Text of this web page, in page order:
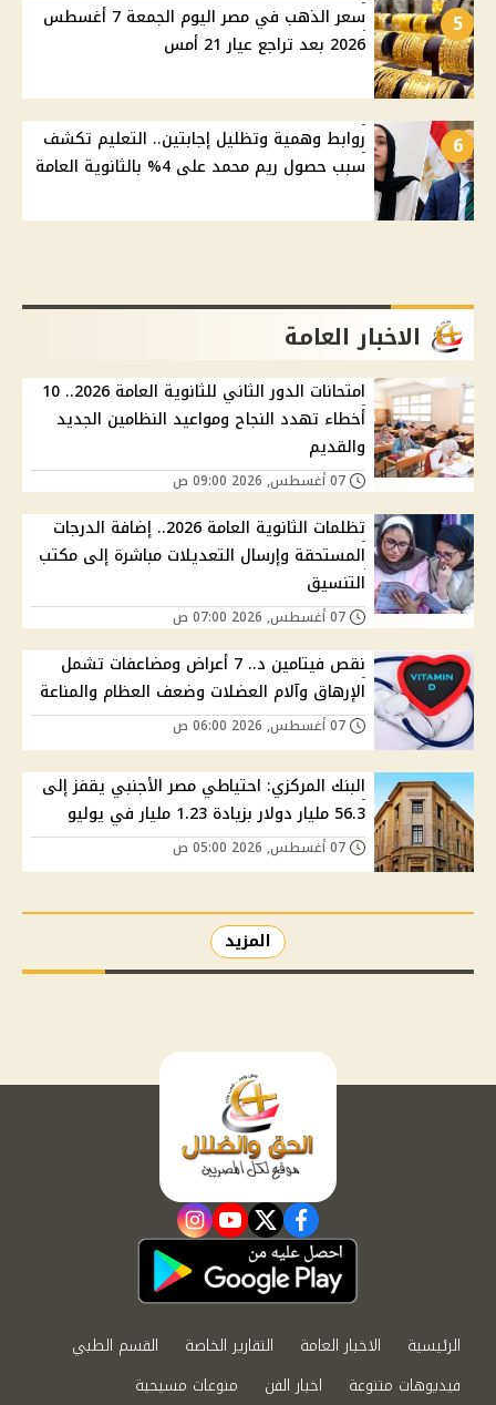
5
سعر الذهب في مصر اليوم الجمعة 7 أغسطس
2026 بعد تراجع عيار 21 أمس
6
روابط وهمية وتظليل إجابتين.. التعليم تكشف
سبب حصول ريم محمد على 4% بالثانوية العامة
الاخبار العامة
امتحانات الدور الثاني للثانوية العامة 2026.. 10
أخطاء تهدد النجاح ومواعيد النظامين الجديد
والقديم
تظلمات الثانوية العامة 2026.. إضافة الدرجات
المستحقة وإرسال التعديلات مباشرة إلى مكتب
التنسيق
نقص فيتامين د.. 7 أعراض ومضاعفات تشمل
الإرهاق وآلام العضلات وضعف العظام والمناعة
البنك المركزي: احتياطي مصر الأجنبي يقفز إلى
56.3 مليار دولار بزيادة 1.23 مليار في يوليو
المزيد
facebook
twitter
youtube
instagram
الرئيسية الاخبار العامة التقارير الخاصة
القسم الطبي
فيديوهات متنوعة
اخبار الفن منوعات مسيحية